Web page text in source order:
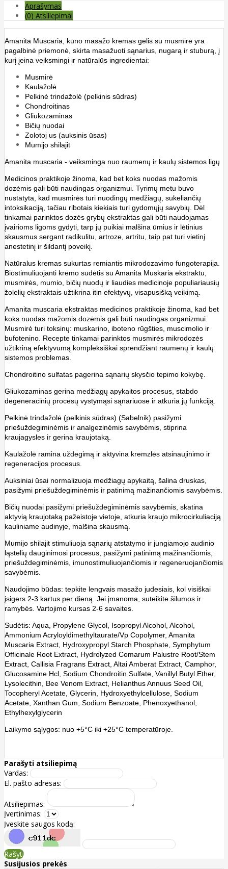
Aprašymas
(0) Atsiliepimai
Amanita Muscaria, kūno masažo kremas gelis su musmirė yra
pagalbinė priemonė, skirta masažuoti sąnarius, nugarą ir stuburą, į
kurį įeina veiksmingi ir natūralūs ingredientai:
Musmirė
Kaulažolė
Pelkinė trindažolė (pelkinis sūdras)
Chondroitinas
Gliukozaminas
Bičių nuodai
Zolotoj us (auksinis ūsas)
Mumijo shilajit
Amanita muscaria - veiksminga nuo raumenų ir kaulų sistemos ligų
Medicinos praktikoje žinoma, kad bet koks nuodas mažomis
dozėmis gali būti naudingas organizmui. Tyrimų metu buvo
nustatyta, kad musmirės turi nuodingų medžiagų, sukeliančių
intoksikaciją, tačiau ribotais kiekiais turi gydomųjų savybių. Dėl
tinkamai parinktos dozės grybų ekstraktas gali būti naudojamas
įvairioms ligoms gydyti, tarp jų puikiai malšina ūmius ir lėtinius
skausmus sergant radikulitu, artroze, artritu, taip pat turi vietinį
anestetinį ir šildantį poveikį.
Natūralus kremas sukurtas remiantis mikrodozavimo fungoterapija.
Biostimuliuojanti kremo sudėtis su Amanita Muskaria ekstraktu,
musmirės, mumio, bičių nuodų ir liaudies medicinoje populiariausių
žolelių ekstraktais užtikrina itin efektyvų, visapusišką veikimą.
Amanita muscaria ekstraktas medicinos praktikoje žinoma, kad bet
koks nuodas mažomis dozėmis gali būti naudingas organizmui.
Musmirė turi toksinų: muskarino, iboteno rūgšties, muscimolio ir
bufotenino. Recepte tinkamai parinktos musmirės mikrodozės
užtikriną efektyvumą kompleksiškai sprendžiant raumenų ir kaulų
sistemos problemas.
Chondroitino sulfatas pagerina sąnarių skysčio tepimo kokybę.
Gliukozaminas gerina medžiagų apykaitos procesus, stabdo
degeneracinių procesų vystymąsi sąnariuose ir atkuria jų funkciją.
Pelkinė trindažolė (pelkinis sūdras) (Sabelnik) pasižymi
priešuždegiminėmis ir analgezinėmis savybėmis, stiprina
kraujagysles ir gerina kraujotaką.
Kaulažolė ramina uždegimą ir aktyvina kremzlės atsinaujinimo ir
regeneracijos procesus.
Auksiniai ūsai normalizuoja medžiagų apykaitą, šalina druskas,
pasižymi priešuždegiminėmis ir patinimą mažinančiomis savybėmis.
Bičių nuodai pasižymi priešuždegiminėmis savybėmis, skatina
aktyvią kraujotaką pažeistoje vietoje, atkuria kraujo mikrocirkuliaciją
kauliniame audinyje, malšina skausmą.
Mumijo shilajit stimuliuoja sąnarių atstatymo ir jungiamojo audinio
ląstelių dauginimosi procesus, pasižymi patinimą mažinančiomis,
priešuždegiminėmis, imunostimuliuojančiomis ir regeneruojančiomis
savybėmis.
Naudojimo būdas: tepkite lengvais masažo judesiais, kol visiškai
įsigers 2-3 kartus per dieną. Jei įmanoma, suteikite šilumos ir
ramybės. Vartojimo kursas 2-6 savaites.
Sudėtis: Aqua, Propylene Glycol, Isopropyl Alcohol, Alcohol,
Ammonium Acryloyldimethyltaurate/Vp Copolymer, Amanita
Muscaria Extract, Hydroxypropyl Starch Phosphate, Symphytum
Officinale Root Extract, Hydrolyzed Comarum Palustre Root/Stem
Extract, Callisia Fragrans Extract, Altai Amberat Extract, Camphor,
Glucosamine Hcl, Sodium Chondroitin Sulfate, Vanillyl Butyl Ether,
Lysolecithin, Bee Venom Extract, Helianthus Annuus Seed Oil,
Tocopheryl Acetate, Glycerin, Hydroxyethylcellulose, Sodium
Acetate, Xanthan Gum, Sodium Benzoate, Phenoxyethanol,
Ethylhexylglycerin
Laikymo sąlygos: nuo +5°C iki +25°C temperatūroje.
Parašyti atsiliepimą
Vardas:
El. pašto adresas:
Atsiliepimas:
Įvertinimas:
Įveskite saugos kodą:
Rašyti
Susijusios prekės